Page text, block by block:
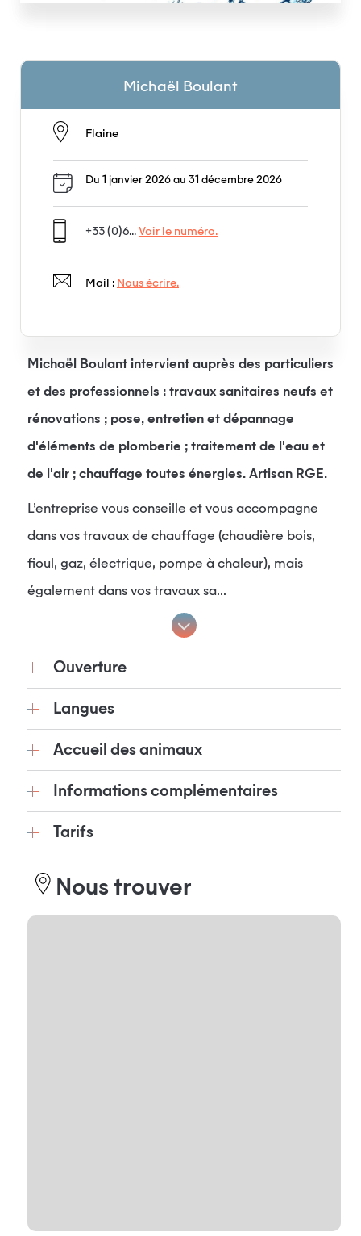
Michaël Boulant intervient auprès des particuliers
et des professionnels : travaux sanitaires neufs et
rénovations ; pose, entretien et dépannage
d'éléments de plomberie ; traitement de l'eau et
de l'air ; chauffage toutes énergies. Artisan RGE.
L’entreprise vous conseille et vous accompagne
dans vos travaux de chauffage (chaudière bois,
fioul, gaz, électrique, pompe à chaleur), mais
également dans vos travaux sa...
Ouverture
Langues
Accueil des animaux
Informations complémentaires
Tarifs
Nous trouver
Michaël Boulant
Flaine
Du 1 janvier 2026 au 31 décembre 2026
+33 (0)6... Voir le numéro.
Mail : Nous écrire.